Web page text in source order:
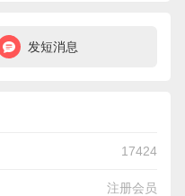
发短消息
17424
注册会员